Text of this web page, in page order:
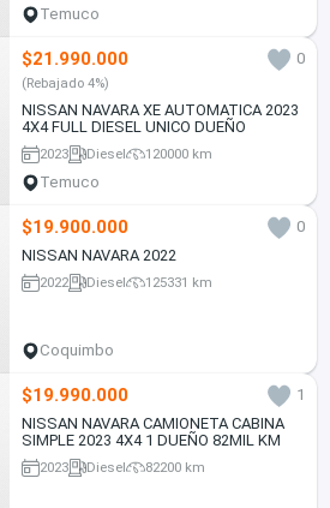
Temuco
$21.990.000 0
(Rebajado 4%)
NISSAN NAVARA XE AUTOMATICA 2023
4X4 FULL DIESEL UNICO DUEÑO
2023 Diesel 120000 km
Temuco
$19.900.000
0
NISSAN NAVARA 2022
2022 Diesel 125331 km
Coquimbo
$19.990.000
1
NISSAN NAVARA CAMIONETA CABINA
SIMPLE 2023 4X4 1 DUEÑO 82MIL KM
2023 Diesel 82200 km